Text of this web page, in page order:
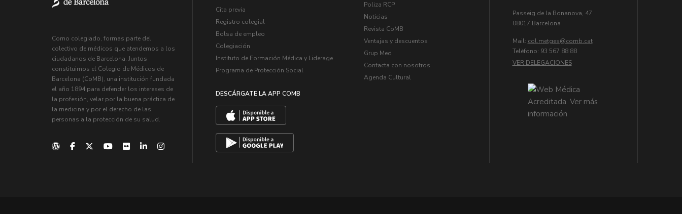
Como colegiado, formas parte del
colectivo de médicos que atendemos a los
ciudadanos de Barcelona. Juntos
constituimos el Colegio de Médicos de
Barcelona (CoMB), una institución fundada
el año 1894 para defender los intereses de
la profesión, velar por la buena práctica de
la medicina y por el derecho de las
personas a la protección de su salud.
Cita previa
Registro colegial
Bolsa de empleo
Colegiación
Instituto de Formación Médica y Liderage
Programa de Protección Social
DESCÁRGATE LA APP COMB
Poliza RCP
Noticias
Revista CoMB
Ventajas y descuentos
Grup Med
Contacta con nosotros
Agenda Cultural
Passeig de la Bonanova, 47
08017 Barcelona
Mail: col.metges
Telèfono: 93 567 88 88
VER DELEGACIONES